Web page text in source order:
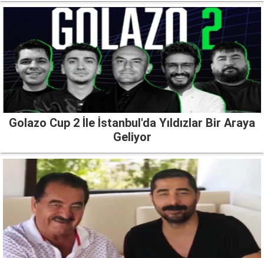
Golazo Cup 2 İle İstanbul'da Yıldızlar Bir Araya
Geliyor